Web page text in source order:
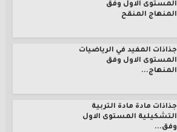
المستوى الاول وفق
المنهاج المنقح
جذاذات المفيد في الرياضيات
المستوى الاول وفق
المنهاج...
جذاذات مادة مادة التربية
التشكيلية المستوى الاول
وفق...